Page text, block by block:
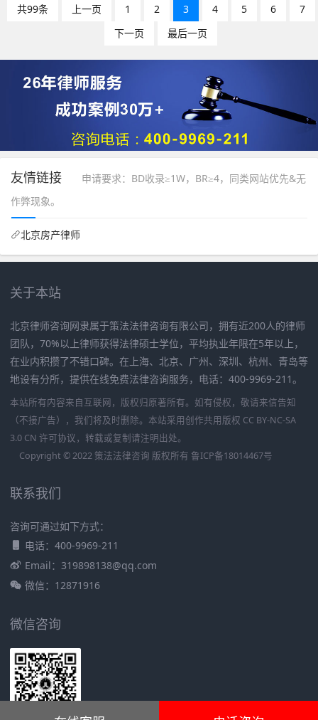
共99条 上一页 1 2 3 4 5 6
7
下一页
最后一页
友情链接
申请要求：BD收录≥1W，BR≥4，同类网站优先&无
作弊现象。
北京房产律师
关于本站
北京律师咨询网隶属于策法法律咨询有限公司，拥有近200人的律师
团队，70%以上律师获得法律硕士学位，平均执业年限在5年以上，
在业内积攒了不错口碑。在上海、北京、广州、深圳、杭州、青岛等
地设有分所，提供在线免费法律咨询服务，电话：400-9969-211。
本站所有内容来自互联网，版权归原著所有。如有侵权，敬请来信告知
（不接广告），我们将及时删除。本站采用创作共用版权 CC BY-NC-SA
3.0 CN 许可协议，转载或复制请注明出处。
Copyright © 2022 策法法律咨询 版权所有 鲁ICP备18014467号
联系我们
咨询可通过如下方式：
电话：400-9969-211
Email：319898138@qq.com
微信：12871916
微信咨询